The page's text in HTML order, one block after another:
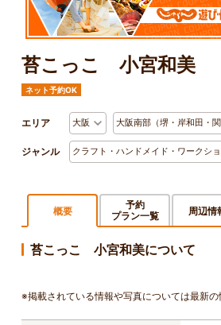
苔こっこ 小宮和美
ネット予約OK
エリア 大阪 大阪南部（堺・岸和田・
ジャンル クラフト・ハンドメイド・ワークシ
概要
予約
プラン一覧
周辺情
苔こっこ 小宮和美について
※掲載されている情報や写真については最新